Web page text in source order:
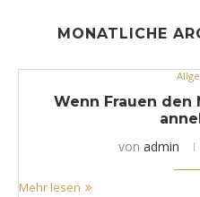
MONATLICHE
Wenn Frauen den
von admin
Mehr lesen